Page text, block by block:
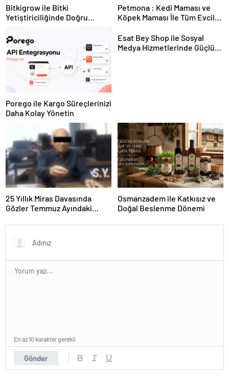
Bitkigrow ile Bitki
Yetiştiriciliğinde Doğru
Petmona : Kedi Maması ve
Köpek Maması İle Tüm Evcil
Porego ile Kargo Süreçlerinizi
Daha Kolay Yönetin
Esat Bey Shop ile Sosyal
Medya Hizmetlerinde Güçlü
25 Yıllık Miras Davasında
Gözler Temmuz Ayındaki
Osmanzadem ile Katkısız ve
Doğal Beslenme Dönemi
Gönder
En az 10 karakter gerekli